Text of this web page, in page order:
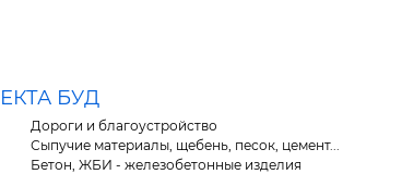
ЕКТА БУД
Дороги и благоустройство
Сыпучие материалы, щебень, песок, цемент...
Бетон, ЖБИ - железобетонные изделия